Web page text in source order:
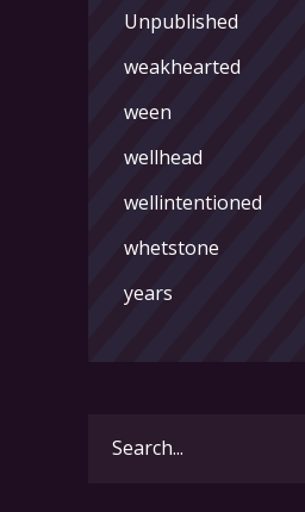
Unpublished
weakhearted
ween
wellhead
wellintentioned
whetstone
years
for: